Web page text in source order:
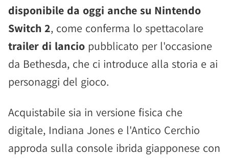
disponibile da oggi anche su Nintendo
Switch 2, come conferma lo spettacolare
trailer di lancio pubblicato per l'occasione
da Bethesda, che ci introduce alla storia e ai
personaggi del gioco.
Acquistabile sia in versione fisica che
digitale, Indiana Jones e l'Antico Cerchio
approda sulla console ibrida giapponese con